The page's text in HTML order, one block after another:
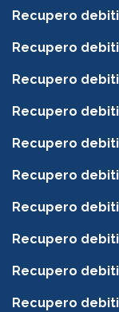
Recupero
Recupero
Recupero
Recupero
Recupero
Recupero
Recupero
Recupero
Recupero
Recupero